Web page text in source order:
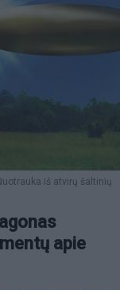
iš atvirų šaltinių
apie